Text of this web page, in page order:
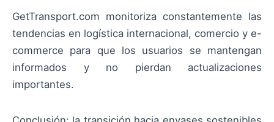
GetTransport.com monitoriza constantemente las
tendencias en logística internacional, comercio y e-
commerce para que los usuarios se mantengan
informados y no pierdan actualizaciones
importantes.